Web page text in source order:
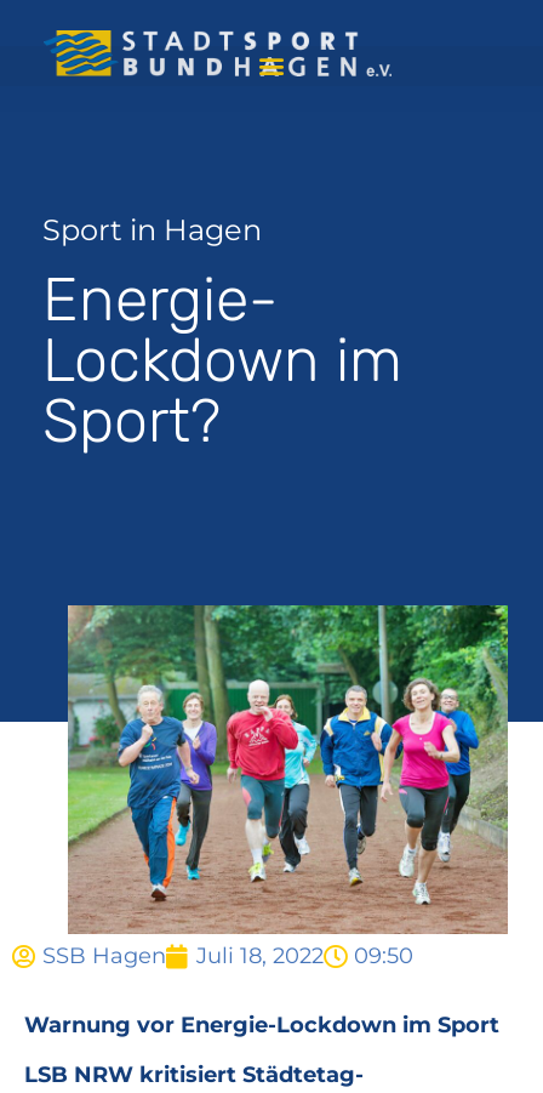
Sport in Hagen
Energie-
Lockdown im
Sport?
SSB Hagen Juli 18, 2022 09:50
Warnung vor Energie-Lockdown im Sport
LSB NRW kritisiert Städtetag-